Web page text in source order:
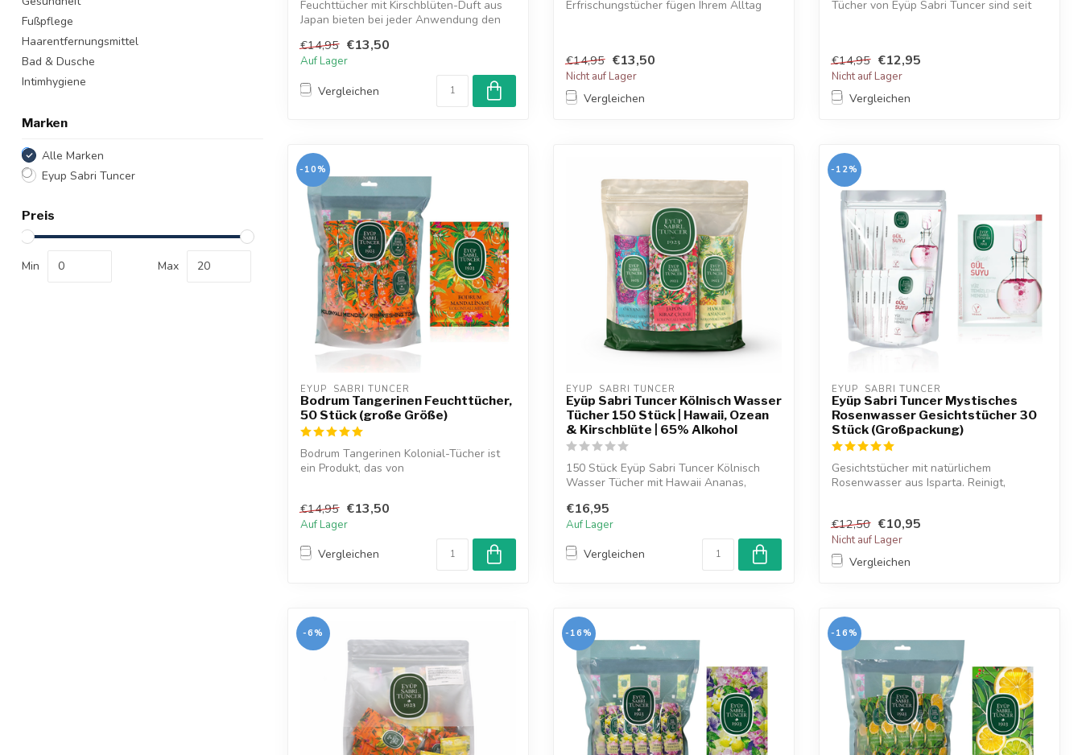
Fußpflege
Haarentfernungsmittel
Bad & Dusche
Intimhygiene
Marken
Alle Marken
Eyup Sabri Tuncer
Preis
Min Max
Feuchttücher mit Kirschblüten-Duft aus
Japan bieten bei jeder Anwendung den
€14,95 €13,50
Auf Lager
Vergleichen
Erfrischungstücher fügen Ihrem Alltag
€14,95 €13,50
Nicht auf Lager
Vergleichen
Tücher von Eyüp Sabri Tuncer sind seit
€14,95 €12,95
Nicht auf Lager
Vergleichen
-10%
EYUP  SABRI TUNCER
Bodrum Tangerinen Feuchttücher,
50 Stück (große Größe)
Bodrum Tangerinen Kolonial-Tücher ist
ein Produkt, das von
€14,95 €13,50
Auf Lager
Vergleichen
EYUP  SABRI TUNCER
Eyüp Sabri Tuncer Kölnisch Wasser
Tücher 150 Stück | Hawaii, Ozean
& Kirschblüte | 65% Alkohol
150 Stück Eyüp Sabri Tuncer Kölnisch
Wasser Tücher mit Hawaii Ananas,
€16,95
Auf Lager
Vergleichen
-12%
EYUP  SABRI TUNCER
Eyüp Sabri Tuncer Mystisches
Rosenwasser Gesichtstücher 30
Stück (Großpackung)
Gesichtstücher mit natürlichem
Rosenwasser aus Isparta. Reinigt,
€12,50 €10,95
Nicht auf Lager
Vergleichen
-6% -16% -16%